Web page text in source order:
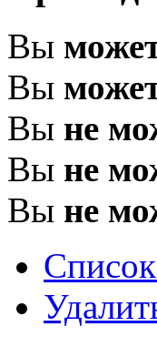
Вы
Вы
Вы не
Вы не
Вы не